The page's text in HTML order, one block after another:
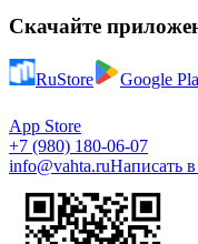
Скачайте
RuStore Google
App Store
+7 (980) 180-06-07
info@vahta.ruНаписать